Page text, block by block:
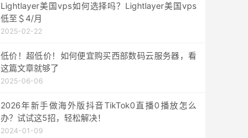
Lightlayer美国vps如何选择吗？Lightlayer美国vps
低至＄4/月
2025-02-22
低价！超低价！如何便宜购买西部数码云服务器，看
这篇文章就够了
2025-06-06
2026年新手做海外版抖音TikTok0直播0播放怎么
办？试试这5招，轻松解决！
2024-01-09